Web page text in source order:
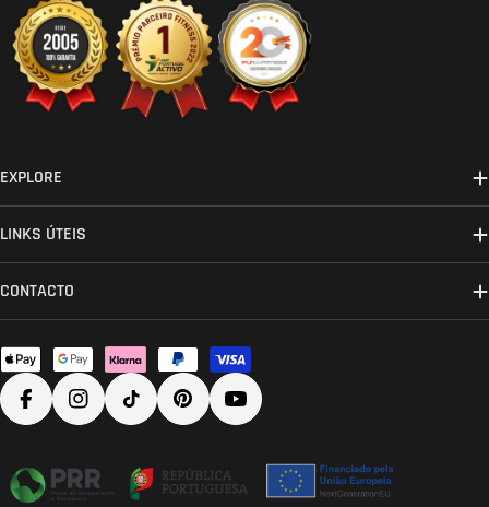
EXPLORE
LINKS ÚTEIS
CONTACTO
Métodos
de
pagamento
FacebookInstagram
TikTokPinterestYouTube